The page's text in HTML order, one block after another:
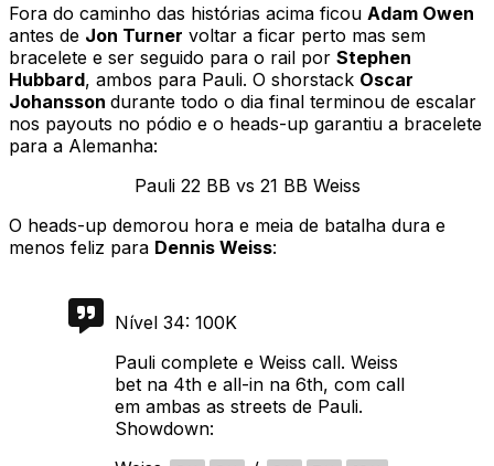
Fora do caminho das histórias acima ficou Adam Owen
antes de Jon Turner voltar a ficar perto mas sem
bracelete e ser seguido para o rail por Stephen
Hubbard, ambos para Pauli. O shorstack Oscar
Johansson durante todo o dia final terminou de escalar
nos payouts no pódio e o heads-up garantiu a bracelete
para a Alemanha:
Pauli 22 BB vs 21 BB Weiss
O heads-up demorou hora e meia de batalha dura e
menos feliz para Dennis Weiss:
Nível 34: 100K
Pauli complete e Weiss call. Weiss
bet na 4th e all-in na 6th, com call
em ambas as streets de Pauli.
Showdown: